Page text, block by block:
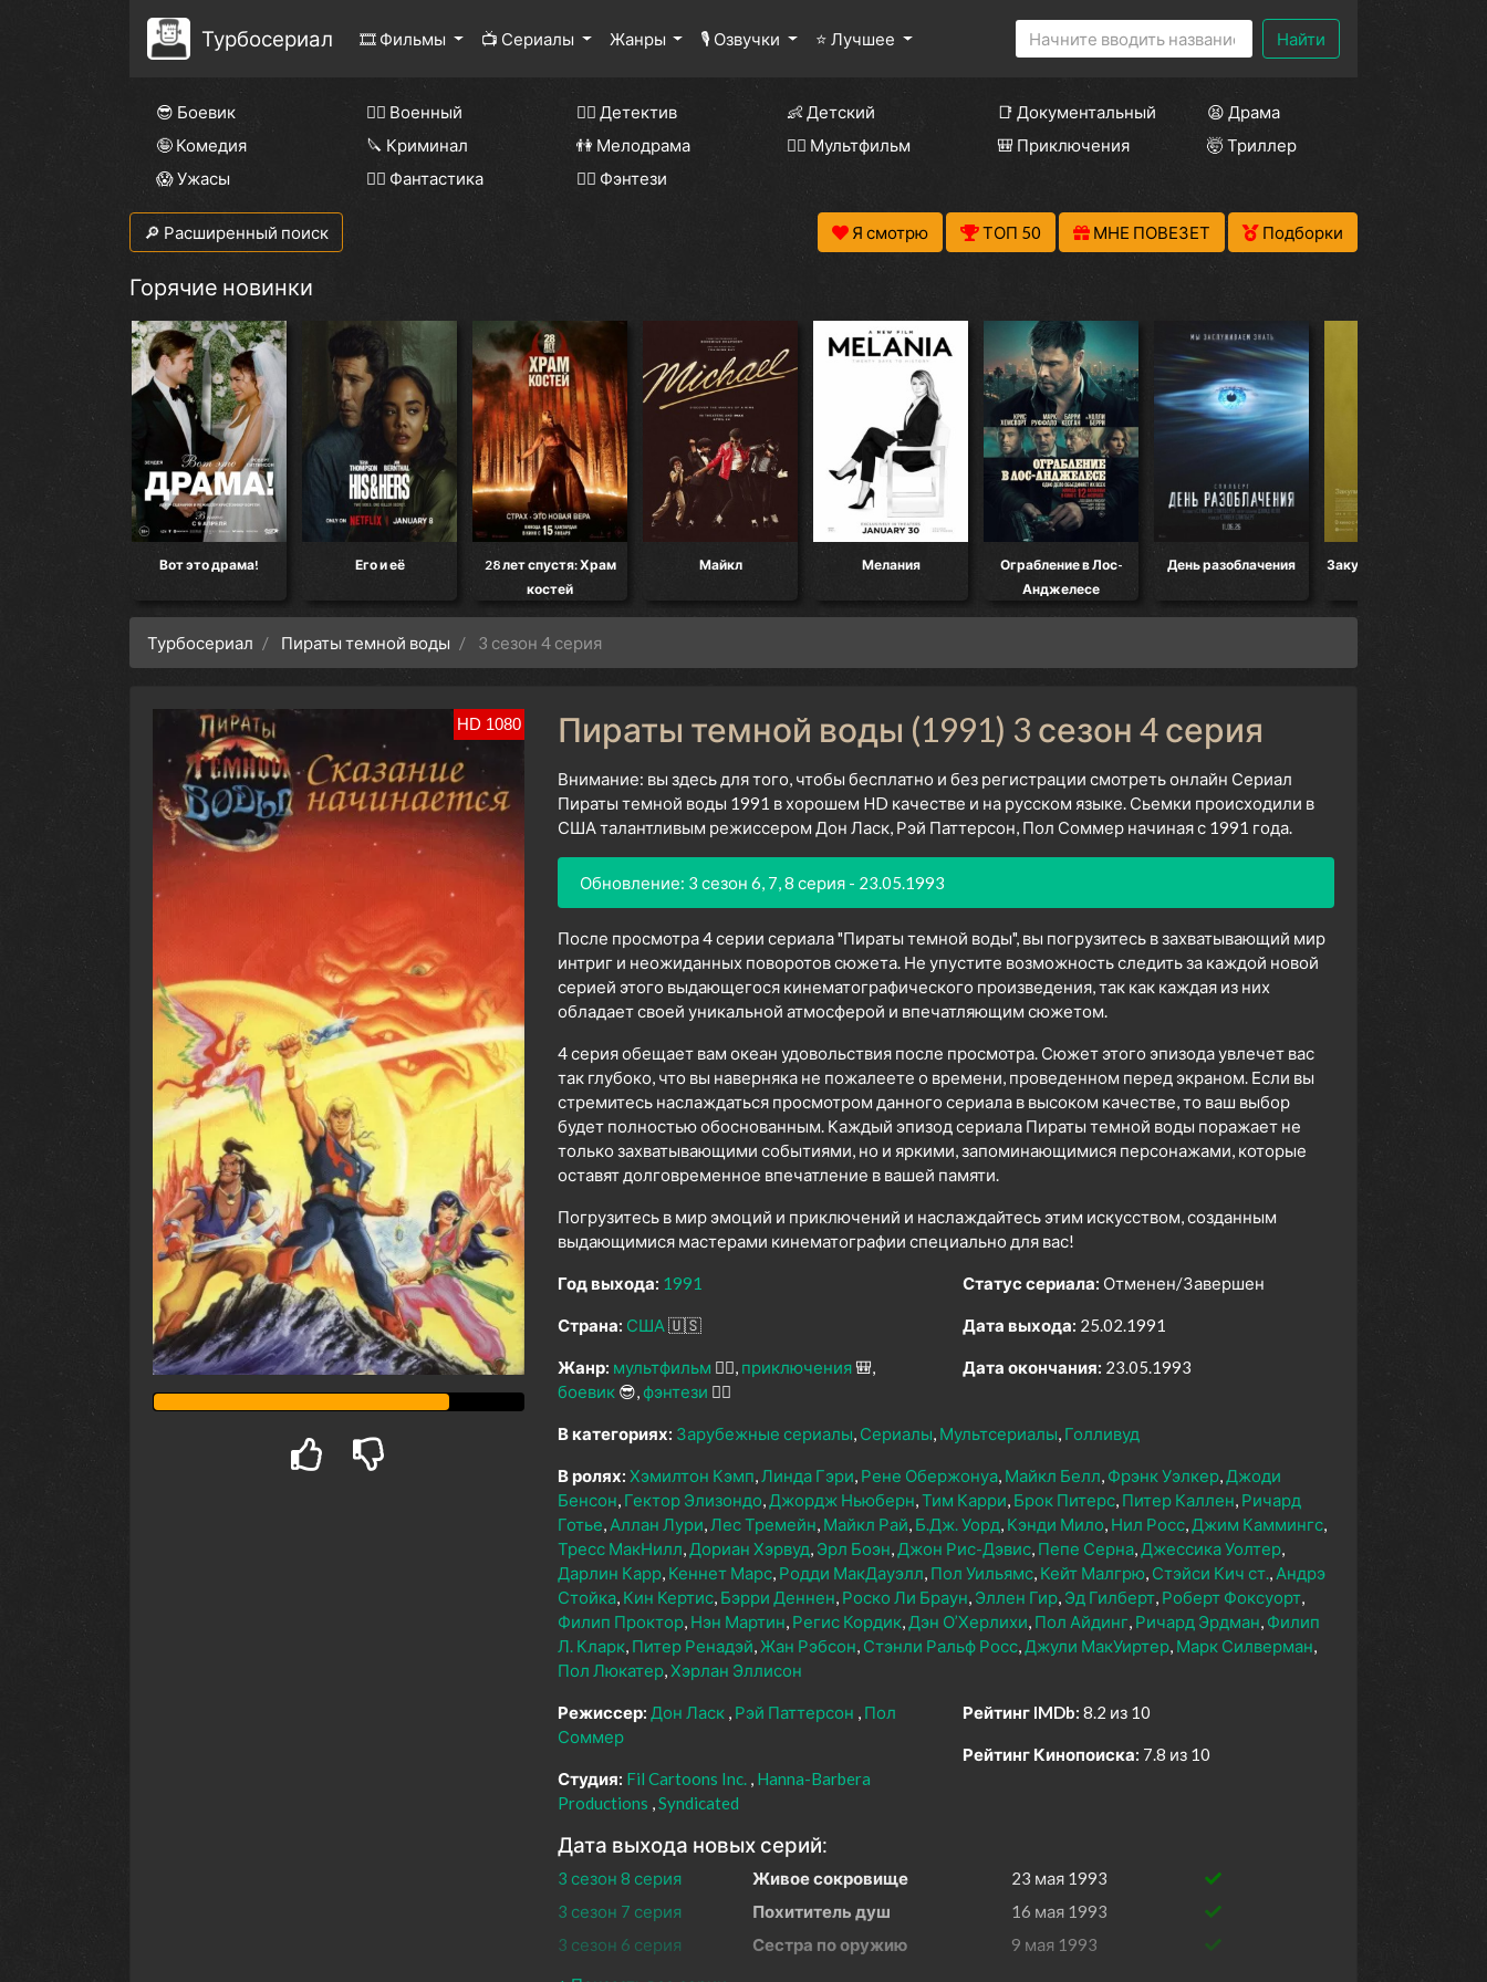
Турбосериал 🎞 Фильмы 📺 Сериалы Жанры 🎙 Озвучки ⭐ Лучшее Найти
😎 Боевик 👨‍✈️ Военный 🕵️‍♂️ Детектив 👶 Детский 📑 Документальный
😫 Драма
🤪 Комедия
🔪 Криминал 👫 Мелодрама 🧚‍♀️ Мультфильм 🎒 Приключения
🤯 Триллер
😱 Ужасы
🧙‍♀️ Фантастика 🧝‍♂️ Фэнтези
🔎 Расширенный поиск Я смотрю ТОП 50 МНЕ ПОВЕЗЕТ Подборки
Горячие новинки
Вот это драма! Его и её
28 лет спустя: Храм
костей
Майкл Мелания
Ограбление в Лос-
Анджелесе
День разоблачения Закулисье реальности
Турбосериал Пираты темной воды 3 сезон 4 серия
HD 1080 Пираты темной воды (1991) 3 сезон 4 серия
Внимание: вы здесь для того, чтобы бесплатно и без регистрации смотреть онлайн Сериал
Пираты темной воды 1991 в хорошем HD качестве и на русском языке. Сьемки происходили в
США талантливым режиссером Дон Ласк, Рэй Паттерсон, Пол Соммер начиная с 1991 года.
Обновление: 3 сезон 6, 7, 8 серия - 23.05.1993
После просмотра 4 серии сериала "Пираты темной воды", вы погрузитесь в захватывающий мир
интриг и неожиданных поворотов сюжета. Не упустите возможность следить за каждой новой
серией этого выдающегося кинематографического произведения, так как каждая из них
обладает своей уникальной атмосферой и впечатляющим сюжетом.
4 серия обещает вам океан удовольствия после просмотра. Сюжет этого эпизода увлечет вас
так глубоко, что вы наверняка не пожалеете о времени, проведенном перед экраном. Если вы
стремитесь наслаждаться просмотром данного сериала в высоком качестве, то ваш выбор
будет полностью обоснованным. Каждый эпизод сериала Пираты темной воды поражает не
только захватывающими событиями, но и яркими, запоминающимися персонажами, которые
оставят долговременное впечатление в вашей памяти.
Погрузитесь в мир эмоций и приключений и наслаждайтесь этим искусством, созданным
выдающимися мастерами кинематографии специально для вас!
Год выхода: 1991
Страна: США🇺🇸
Жанр: мультфильм 🧚‍♀️ приключения 🎒
боевик 😎 фэнтези 🧝‍♂️
Статус сериала: Отменен/Завершен
Дата выхода: 25.02.1991
Дата окончания: 23.05.1993
В категориях: Зарубежные сериалы Сериалы Мультсериалы Голливуд
В ролях: Хэмилтон Кэмп Линда Гэри Рене Обержонуа Майкл Белл Фрэнк Уэлкер Джоди
Бенсон Гектор Элизондо Джордж Ньюберн Тим Карри Брок Питерс Питер Каллен Ричард
Готье Аллан Лури Лес Тремейн Майкл Рай Б.Дж. Уорд Кэнди Мило Нил Росс Джим Каммингс
Тресс МакНилл Дориан Хэрвуд Эрл Боэн Джон Рис-Дэвис Пепе Серна Джессика Уолтер
Дарлин Карр Кеннет Марс Родди МакДауэлл Пол Уильямс Кейт Малгрю Стэйси Кич ст. Андрэ
Стойка Кин Кертис Бэрри Деннен Роско Ли Браун Эллен Гир Эд Гилберт Роберт Фоксуорт
Филип Проктор Нэн Мартин Регис Кордик Дэн О’Херлихи Пол Айдинг Ричард Эрдман Филип
Л. Кларк Питер Ренадэй Жан Рэбсон Стэнли Ральф Росс Джули МакУиртер Марк Силверман
Пол Люкатер Хэрлан Эллисон
Режиссер: Дон Ласк Рэй Паттерсон
Пол
Соммер
Студия: Fil Cartoons Inc. Hanna-Barbera
Productions Syndicated
Рейтинг IMDb: 8.2 из 10
Рейтинг Кинопоиска: 7.8 из 10
Дата выхода новых серий:
3 сезон 8 серия Живое сокровище
23 мая 1993
3 сезон 7 серия
Похититель душ
16 мая 1993
3 сезон 6 серия
Сестра по оружию
9 мая 1993
3 сезон 5 серия